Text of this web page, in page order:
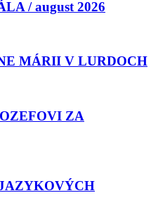
/ august 2026
MÁRII V LURDOCH
ZA